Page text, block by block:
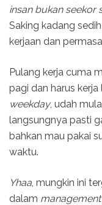
insan bukan seekor
Saking kadang
kerjaan dan
Pulang kerja cuma
pagi dan harus
weekday, udah
langsungnya pasti
bahkan mau pakai
waktu.
Yhaa , mungkin ini
dalam management